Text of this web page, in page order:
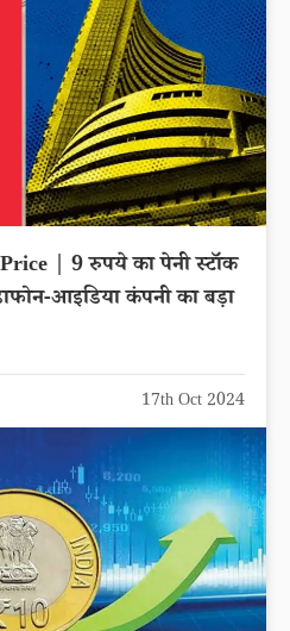
| 9 रुपये का पेनी स्टॉक
आइडिया कंपनी का बड़ा
17th Oct 2024